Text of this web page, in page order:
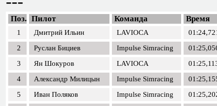
Поз. Пилот Команда Время
1 Дмитрий Ильин LAVIOCA
2
Руслан Бициев Impulse Simracing
3
Ян Шокуров LAVIOCA
4
Александр Милицын Impulse Simracing
5
Иван Поляков Impulse Simracing